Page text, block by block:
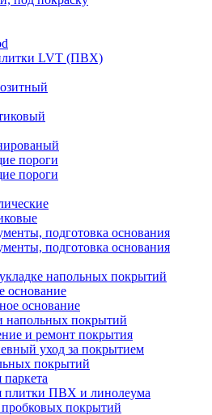
LVT (ПВХ)
пороги
пороги
подготовка основания
подготовка основания
напольных покрытий
основание
основание
напольных покрытий
и ремонт покрытия
уход за покрытием
покрытий
паркета
плитки ПВХ и линолеума
пробковых покрытий